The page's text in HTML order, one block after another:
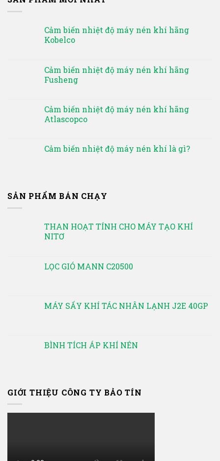
Cảm biến nhiệt độ máy nén khí hãng
Kobelco
Cảm biến nhiệt độ máy nén khí hãng
Fusheng
Cảm biến nhiệt độ máy nén khí hãng
Atlascopco
Cảm biến nhiệt độ máy nén khí là gì?
SẢN PHẨM BÁN CHẠY
THAN HOẠT TÍNH CHO MÁY TẠO KHÍ
NITƠ
LỌC GIÓ MANN C20500
MÁY SẤY KHÍ TÁC NHÂN LẠNH J2E 40GP
BÌNH TÍCH ÁP KHÍ NÉN
GIỚI THIỆU CÔNG TY BẢO TÍN